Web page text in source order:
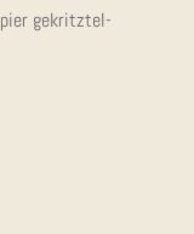
gekritz­tel­